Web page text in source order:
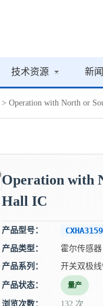
技术资源 新
> Operation with North or
Operation with
Hall IC
产品型号： CXHA3159
产品类型：
霍尔传感器
产品系列：
开关双极
产品状态： 量产
浏览次数： 132 次